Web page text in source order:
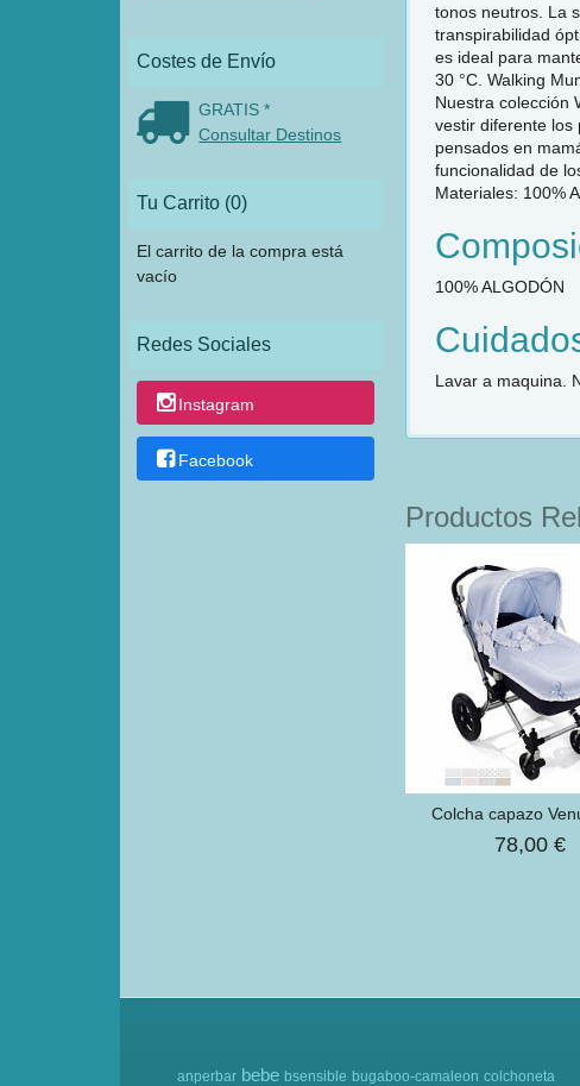
Costes de Envío
GRATIS *
Consultar Destinos
Tu Carrito (0)
El carrito de la compra está
vacío
Redes Sociales
Instagram
Facebook
tonos neutros. La
transpirabilidad
es ideal para
30 °C. Walking
Nuestra colección
vestir diferente los
pensados en
funcionalidad de
Materiales: 100%
100% ALGODÓN
Lavar a maquina.
Productos
Colcha capazo
78,00 €
anperbar bebe bsensible bugaboo-camaleon colchoneta